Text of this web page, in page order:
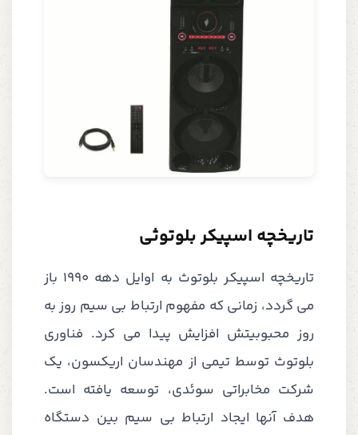
تاریخچه اسپیکر بلوتوثی
تاریخچه اسپیکر بلوتوث به اوایل دهه 1990 باز
می گردد، زمانی که مفهوم ارتباط بی سیم روز به
روز محبوبیتش افزایش پیدا می کرد. فناوری
بلوتوث توسط تیمی از مهندسان اریکسون، یک
شرکت مخابراتی سوئدی، توسعه یافته است.
هدف آنها ایجاد ارتباط بی سیم بین دستگاه